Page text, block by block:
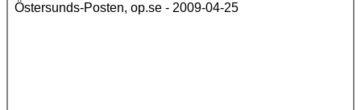
Östersunds-Posten, op.se - 2009-04-25